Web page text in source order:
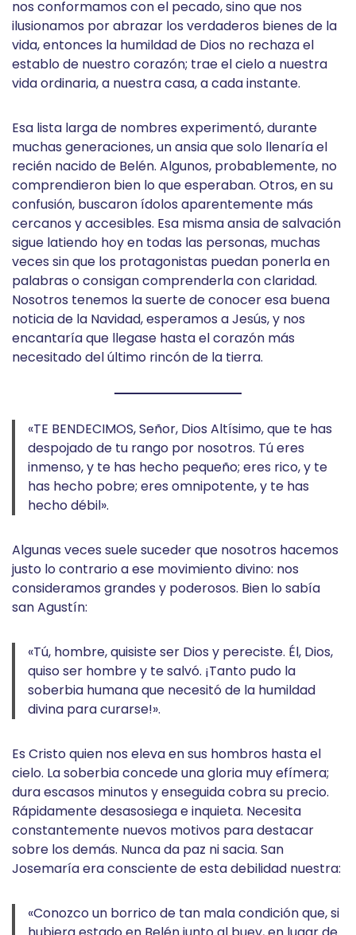
nos conformamos con el pecado, sino que nos
ilusionamos por abrazar los verdaderos bienes de la
vida, entonces la humildad de Dios no rechaza el
establo de nuestro corazón; trae el cielo a nuestra
vida ordinaria, a nuestra casa, a cada instante.
Esa lista larga de nombres experimentó, durante
muchas generaciones, un ansia que solo llenaría el
recién nacido de Belén. Algunos, probablemente, no
comprendieron bien lo que esperaban. Otros, en su
confusión, buscaron ídolos aparentemente más
cercanos y accesibles. Esa misma ansia de salvación
sigue latiendo hoy en todas las personas, muchas
veces sin que los protagonistas puedan ponerla en
palabras o consigan comprenderla con claridad.
Nosotros tenemos la suerte de conocer esa buena
noticia de la Navidad, esperamos a Jesús, y nos
encantaría que llegase hasta el corazón más
necesitado del último rincón de la tierra.
«TE BENDECIMOS, Señor, Dios Altísimo, que te has
despojado de tu rango por nosotros. Tú eres
inmenso, y te has hecho pequeño; eres rico, y te
has hecho pobre; eres omnipotente, y te has
hecho débil».
Algunas veces suele suceder que nosotros hacemos
justo lo contrario a ese movimiento divino: nos
consideramos grandes y poderosos. Bien lo sabía
san Agustín:
«Tú, hombre, quisiste ser Dios y pereciste. Él, Dios,
quiso ser hombre y te salvó. ¡Tanto pudo la
soberbia humana que necesitó de la humildad
divina para curarse!».
Es Cristo quien nos eleva en sus hombros hasta el
cielo. La soberbia concede una gloria muy efímera;
dura escasos minutos y enseguida cobra su precio.
Rápidamente desasosiega e inquieta. Necesita
constantemente nuevos motivos para destacar
sobre los demás. Nunca da paz ni sacia. San
Josemaría era consciente de esta debilidad nuestra:
«Conozco un borrico de tan mala condición que, si